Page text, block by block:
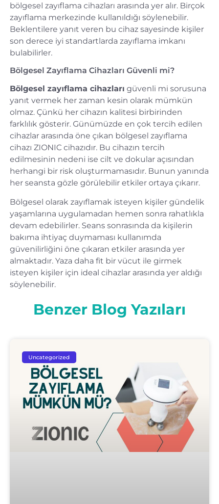
bölgesel zayıflama cihazları arasında yer alır. Birçok
zayıflama merkezinde kullanıldığı söylenebilir.
Beklentilere yanıt veren bu cihaz sayesinde kişiler
son derece iyi standartlarda zayıflama imkanı
bulabilirler.
Bölgesel Zayıflama Cihazları Güvenli mi?
Bölgesel zayıflama cihazları güvenli mi sorusuna
yanıt vermek her zaman kesin olarak mümkün
olmaz. Çünkü her cihazın kalitesi birbirinden
farklılık gösterir. Günümüzde en çok tercih edilen
cihazlar arasında öne çıkan bölgesel zayıflama
cihazı ZIONIC cihazıdır. Bu cihazın tercih
edilmesinin nedeni ise cilt ve dokular açısından
herhangi bir risk oluşturmamasıdır. Bunun yanında
her seansta gözle görülebilir etkiler ortaya çıkarır.
Bölgesel olarak zayıflamak isteyen kişiler gündelik
yaşamlarına uygulamadan hemen sonra rahatlıkla
devam edebilirler. Seans sonrasında da kişilerin
bakıma ihtiyaç duymaması kullanımda
güvenilirliğini öne çıkaran etkiler arasında yer
almaktadır. Yaza daha fit bir vücut ile girmek
isteyen kişiler için ideal cihazlar arasında yer aldığı
söylenebilir.
Benzer Blog Yazıları
Uncategorized